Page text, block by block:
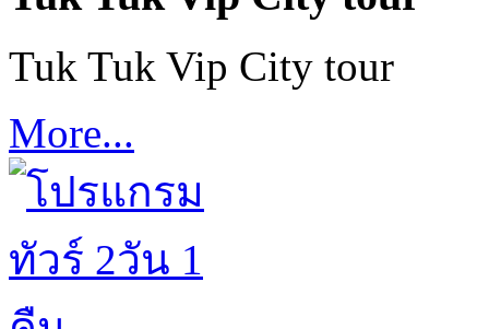
Tuk Tuk Vip City tour
More...